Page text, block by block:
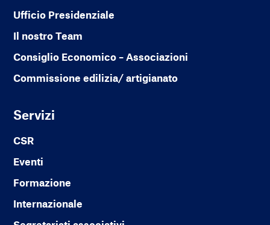
Ufficio Presidenziale
Il nostro Team
Consiglio Economico – Associazioni
Commissione edilizia/ artigianato
Servizi
CSR
Eventi
Formazione
Internazionale